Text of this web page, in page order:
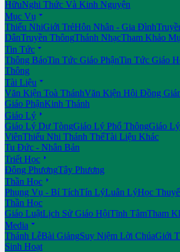
HữuNghi Thức Và Kinh Nguyện
Mục Vụ 
Thiếu NhiGiới TrẻHôn Nhân - Gia Đình
DânTruyền ThôngThánh NhạcTham Khảo
Tin Tức 
Thông BáoTin Tức Giáo PhậnTin Tức Giáo
Thông
Tài Liệu 
Văn Kiện Toà ThánhVăn Kiện Hội Đồng
Giáo PhậnKinh Thánh
Giáo Lý 
Giáo Lý Dự TòngGiáo Lý Phổ ThôngGiáo
ViênThiếu Nhi Thánh ThểTài Liệu Khác
Tu Đức - Nhân Bản
Triết Học 
Đông PhươngTây Phương
Thần Học 
Phụng Vụ - Bí TíchTín LýLuân LýHọc
Thần Học
Giáo LuậtLịch Sử Giáo HộiTĩnh TâmTham
Media 
Thánh LễBài GiảngSuy Niệm Lời ChúaGiới
Sinh Hoạt